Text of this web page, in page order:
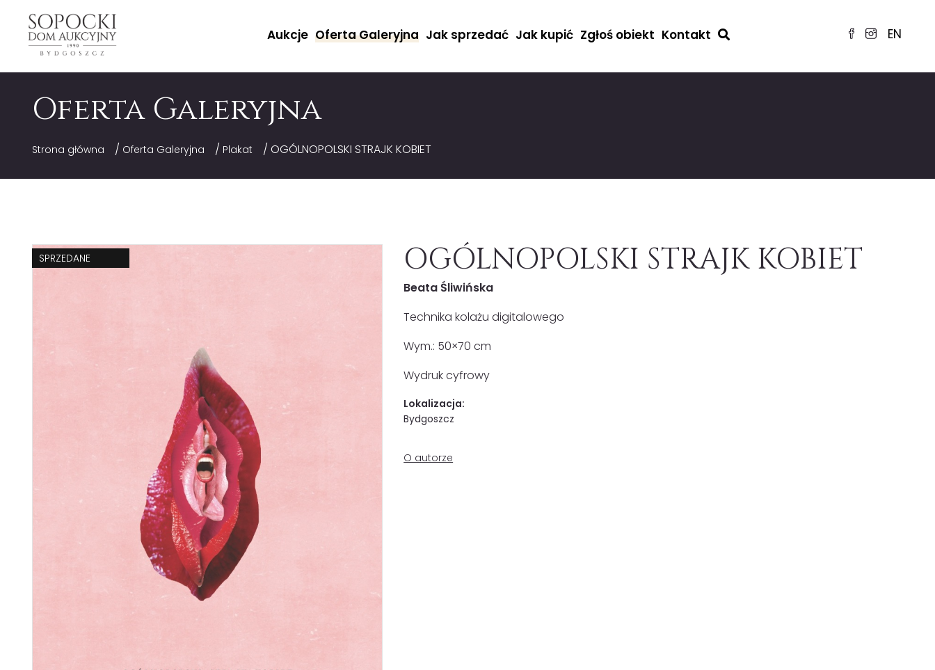
EN
Aukcje Oferta Galeryjna Jak sprzedać Jak kupić Zgłoś obiekt Kontakt
Oferta Galeryjna
Strona główna / Oferta Galeryjna / Plakat / OGÓLNOPOLSKI STRAJK KOBIET
SPRZEDANE OGÓLNOPOLSKI STRAJK KOBIET
Beata Śliwińska
Technika kolażu digitalowego
Wym.: 50×70 cm
Wydruk cyfrowy
Lokalizacja:
Bydgoszcz
O autorze